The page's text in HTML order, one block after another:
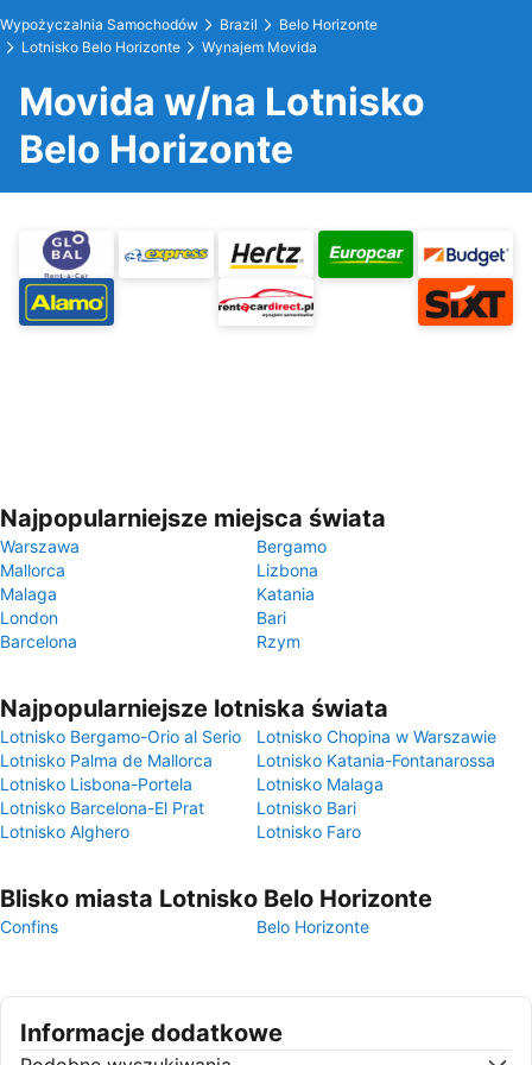
Wypożyczalnia Samochodów Brazil
Belo Horizonte
Lotnisko Belo Horizonte
Wynajem Movida
Movida w/na Lotnisko
Belo Horizonte
Najpopularniejsze miejsca świata
Warszawa
Bergamo
Mallorca
Lizbona
Malaga
Katania
London
Bari
Barcelona
Rzym
Najpopularniejsze lotniska świata
Lotnisko Bergamo-Orio al Serio
Lotnisko Chopina w Warszawie
Lotnisko Palma de Mallorca
Lotnisko Katania-Fontanarossa
Lotnisko Lisbona-Portela
Lotnisko Malaga
Lotnisko Barcelona-El Prat
Lotnisko Bari
Lotnisko Alghero
Lotnisko Faro
Blisko miasta Lotnisko Belo Horizonte
Confins Belo Horizonte
Informacje dodatkowe